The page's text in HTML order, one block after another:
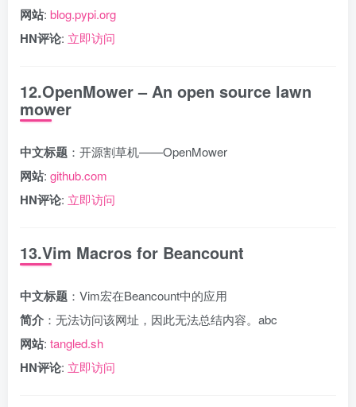
网站: blog.pypi.org
HN评论: 立即访问
12.OpenMower – An open source lawn
mower
中文标题 ：开源割草机——OpenMower
网站: github.com
HN评论: 立即访问
13.Vim Macros for Beancount
中文标题 ：Vim宏在Beancount中的应用
简介 ：无法访问该网址，因此无法总结内容。abc
网站: tangled.sh
HN评论: 立即访问